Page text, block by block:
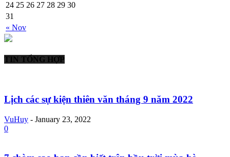
« Nov
24 25 26 27 28 29 30
31
TIN TỔNG HỢP
Lịch các sự kiện thiên văn tháng 9 năm 2022
VuHuy - January 23, 2022
0